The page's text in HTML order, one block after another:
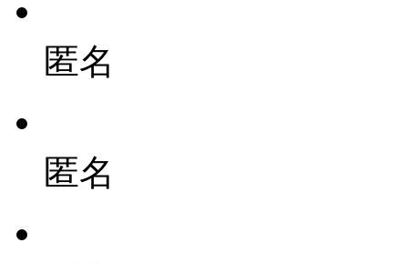
匿名
匿名